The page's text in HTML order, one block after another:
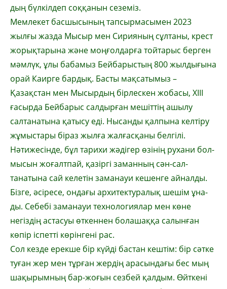
дың бүлкілдеп соққанын сеземіз.
Мемлекет басшысының тапсыр­ма­сы­мен 2023
жылғы жазда Мысыр мен Си­рия­ның сұлтаны, крест
жорықтарына жә­не моң­ғолдарға тойтарыс берген
мәм­лүк, ұлы бабамыз Бейбарыстың 800 жыл­­­дығына
орай Каирге бардық. Басты мақ­сатымыз –
Қазақстан мен Мысырдың бір­лескен жо­басы, ХІІІ
ғасырда Бейбарыс салдырған ме­­­шіттің ашылу
салтанатына қатысу еді. Ны­санды қалпына келтіру
жұ­мыстары бі­раз жылға жалғасқаны белгілі.
Нәтижесінде, бұл тарихи жәдігер өзінің рухани бол­
мы­сын жоғалтпай, қазіргі заманның сән-сал­
танатына сай келетін заманауи кешенге ай­­налды.
Бізге, әсіресе, ондағы архи­тек­туралық шешім ұна­
ды. Себебі заманауи технологиялар мен көне
негіздің астасуы өт­кеннен бо­ла­­шаққа салынған
көпір іс­петті көрін­ге­ні рас.
Сол кезде ерекше бір күйді бастан кеш­тім: бір сәтке
туған жер мен тұрған жер­дің арасындағы бес мың
шақырым­ның бар-жо­ғын сезбей қалдым. Өйткені